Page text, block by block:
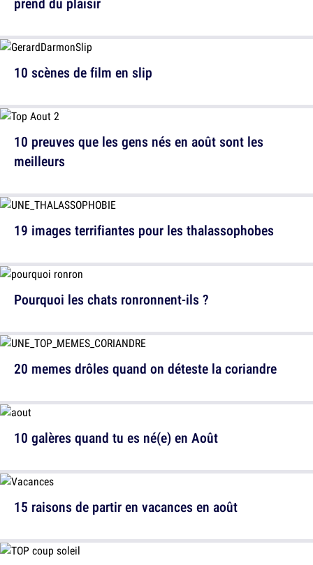
10 scènes de film en slip
19 images terrifiantes pour les thalassophobes
20 memes drôles quand on déteste la coriandre
15 raisons de partir en vacances en août
10 preuves que les gens nés en août sont les
meilleurs
Pourquoi les chats ronronnent-ils ?
10 galères quand tu es né(e) en Août